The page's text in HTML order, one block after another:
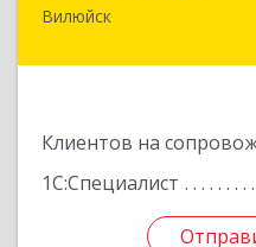
Вилюйск
Клиентов на
1С:Специалист
677000, Саха /Якутия/